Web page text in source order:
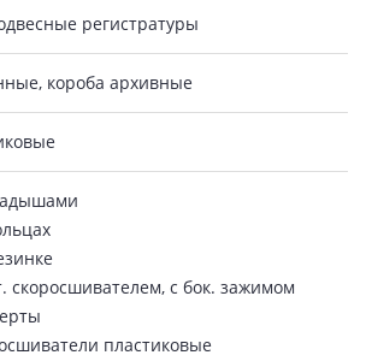
регистратуры
короба архивные
скоросшивателем, с бок. зажимом
пластиковые